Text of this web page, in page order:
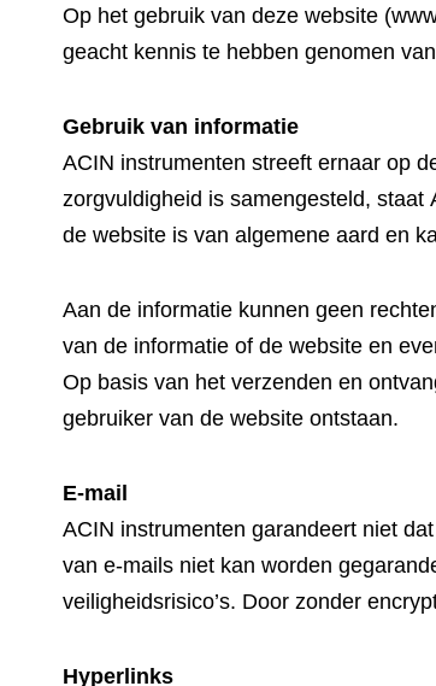
Op het gebruik van deze website
geacht kennis te hebben genomen
Gebruik van informatie
ACIN instrumenten streeft ernaar op
zorgvuldigheid is samengesteld,
de website is van algemene aard en
Aan de informatie kunnen geen
van de informatie of de website en
Op basis van het verzenden en
gebruiker van de website ontstaan.
E-mail
ACIN instrumenten garandeert niet
van e-mails niet kan worden
veiligheidsrisico’s. Door zonder
Hyperlinks